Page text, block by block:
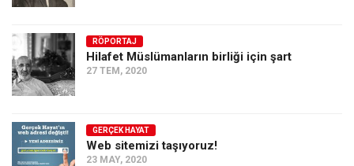
RÖPORTAJ
Hilafet Müslümanların birliği için şart
27 TEM, 2020
GERÇEK HAYAT
Web sitemizi taşıyoruz!
23 MAY, 2020